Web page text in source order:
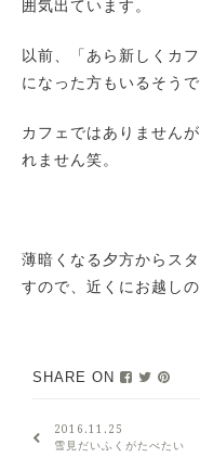
囲気出ています。
以前、「あら新しくカ
になった方もいるそうで
カフェではありません
れません笑。
薄暗くなる夕方からス
すので、近くにお越し
SHARE ON
2016.11.25
雪見だいふくがたべたい